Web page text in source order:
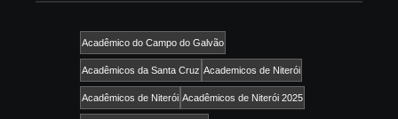
Acadêmico do Campo do Galvão
Acadêmicos da Santa Cruz Academicos de Niterói
Acadêmicos de Niterói Acadêmicos de Niterói 2025